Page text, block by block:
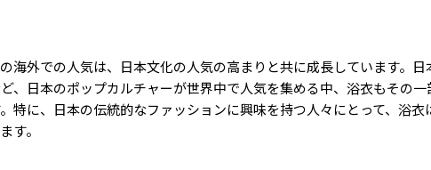
海外での人気は、日本文化の人気の高まりと共に成長しています。日
、日本のポップカルチャーが世界中で人気を集める中、浴衣もその
特に、日本の伝統的なファッションに興味を持つ人々にとって、浴衣
す。